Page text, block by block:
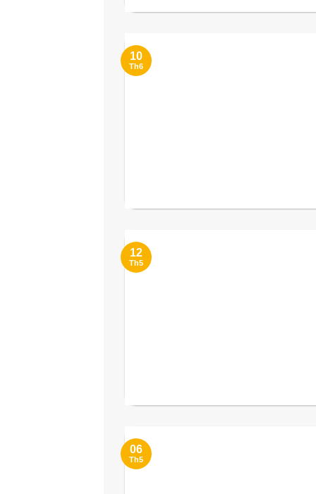
10
Th6
12
Th5
06
Th5